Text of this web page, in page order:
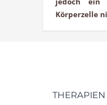
Körperzelle
THERAPIEN